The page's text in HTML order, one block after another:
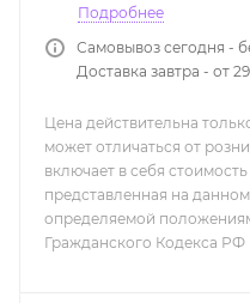
Подробнее
Самовывоз сегодня -
Доставка завтра - от
Цена действительна
может отличаться от
включает в себя
представленная на
определяемой
Гражданского Кодекса РФ